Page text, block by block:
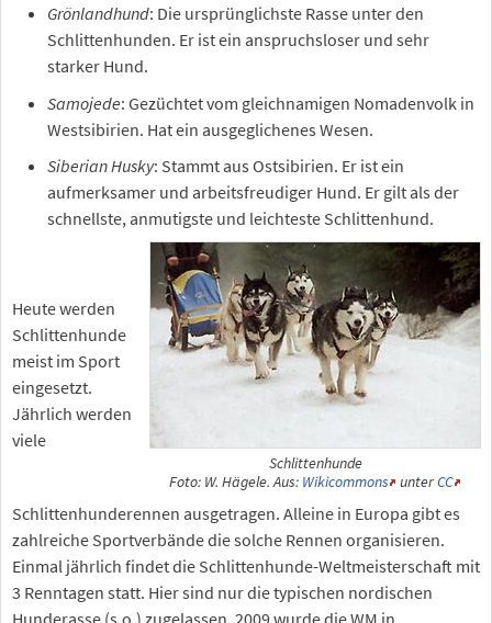
Grönlandhund: Die ursprünglichste Rasse unter den
Schlittenhunden. Er ist ein anspruchsloser und sehr
starker Hund.
Samojede: Gezüchtet vom gleichnamigen Nomadenvolk in
Westsibirien. Hat ein ausgeglichenes Wesen.
Siberian Husky: Stammt aus Ostsibirien. Er ist ein
aufmerksamer und arbeitsfreudiger Hund. Er gilt als der
schnellste, anmutigste und leichteste Schlittenhund.
Schlittenhunde
Foto: W. Hägele. Aus: Wikicommons unterCC
Heute werden
Schlittenhunde
meist im Sport
eingesetzt.
Jährlich werden
viele
Schlittenhunderennen ausgetragen. Alleine in Europa gibt es
zahlreiche Sportverbände die solche Rennen organisieren.
Einmal jährlich findet die Schlittenhunde-Weltmeisterschaft mit
3 Renntagen statt. Hier sind nur die typischen nordischen
Hunderasse (s.o.) zugelassen. 2009 wurde die WM in